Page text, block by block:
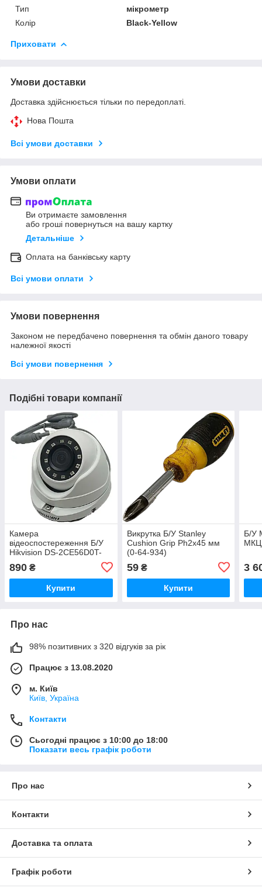
Тип
мікрометр
Колір
Black-Yellow
Приховати
Умови доставки
Доставка здійснюється тільки по передоплаті.
Нова Пошта
Всі умови доставки
Умови оплати
Ви отримаєте замовлення
або гроші повернуться на вашу картку
Детальніше
Оплата на банківську карту
Всі умови оплати
Умови повернення
Законом не передбачено повернення та обмін даного товару
належної якості
Всі умови повернення
Подібні товари компанії
Камера
відеоспостереження Б/У
Hikvision DS-2CE56D0T-
890 ₴
Купити
Викрутка Б/У Stanley
Cushion Grip Ph2x45 мм
(0-64-934)
59₴
Купити
Б/У
МКЦ
3
Про нас
98% позитивних з 320 відгуків за рік
Працює з 13.08.2020
м. Київ
Київ, Україна
Контакти
Сьогодні працює з 10:00 до 18:00
Показати весь графік роботи
Про нас
Контакти
Доставка та оплата
Графік роботи